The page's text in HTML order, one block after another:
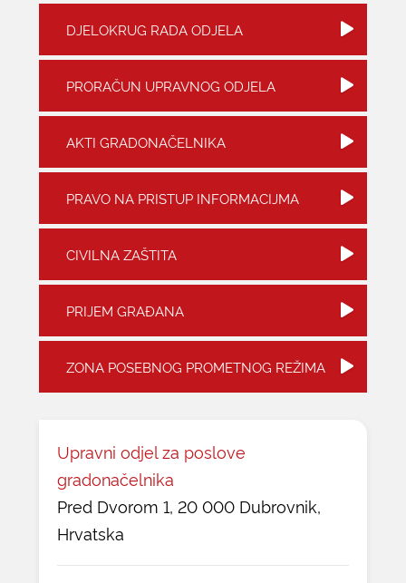
KONTAKTI
DJELOKRUG RADA ODJELA
PRORAČUN UPRAVNOG ODJELA
AKTI GRADONAČELNIKA
PRAVO NA PRISTUP INFORMACIJMA
CIVILNA ZAŠTITA
PRIJEM GRAĐANA
ZONA POSEBNOG PROMETNOG REŽIMA
Upravni odjel za poslove
gradonačelnika
Pred Dvorom 1, 20 000 Dubrovnik,
Hrvatska